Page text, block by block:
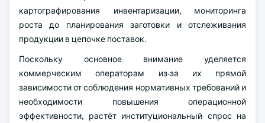
картографирования инвентаризации, мониторинга
роста до планирования заготовки и отслеживания
продукции в цепочке поставок.
Поскольку основное внимание уделяется
коммерческим операторам из-за их прямой
зависимости от соблюдения нормативных требований и
необходимости повышения операционной
эффективности, растёт институциональный спрос на